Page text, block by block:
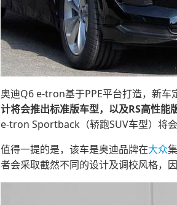
奥迪Q6 e-tron基于PPE平台打造，新车
计将会推出标准版车型，以及RS高性能
e-tron Sportback（轿跑SUV车型）将
值得一提的是，该车是奥迪品牌在大众
者会采取截然不同的设计及调校风格，因